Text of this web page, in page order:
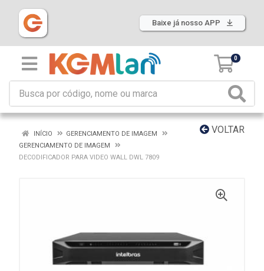
Baixe já nosso APP
0
VOLTAR
INÍCIO
GERENCIAMENTO DE IMAGEM
GERENCIAMENTO DE IMAGEM
DECODIFICADOR PARA VIDEO WALL DWL 7809